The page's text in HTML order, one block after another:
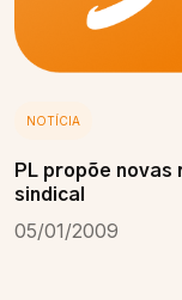
NOTÍCIA
PL propõe
sindical
05/01/2009